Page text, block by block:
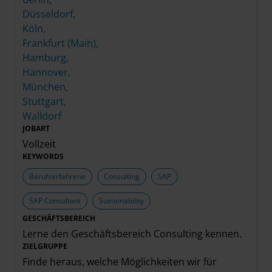
Düsseldorf,
Köln,
Frankfurt (Main),
Hamburg,
Hannover,
München,
Stuttgart,
Walldorf
JOBART
Vollzeit
KEYWORDS
Berufserfahrene
Consulting SAP
SAP Consultant
Sustainability
GESCHÄFTSBEREICH
Lerne den Geschäftsbereich Consulting kennen.
ZIELGRUPPE
Finde heraus, welche Möglichkeiten wir für